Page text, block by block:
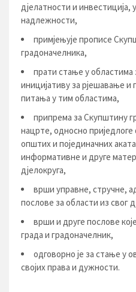
дјелатности и инвестиција,
надлежности,
примјењује прописе
градоначелника,
прати стање у областима
иницијативу за рјешавање
питања у тим областима,
припрема за Скупштину
нацрте, односно
општих и појединачних
информативне и друге
дјелокруга,
врши управне, стручне,
послове за области из свог
врши и друге послове
града и градоначелник,
одговорно је за стање у
својих права и дужности.